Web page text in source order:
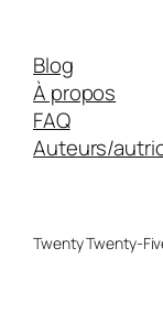
Blog
À propos
FAQ
Auteurs/
Twenty Twenty-